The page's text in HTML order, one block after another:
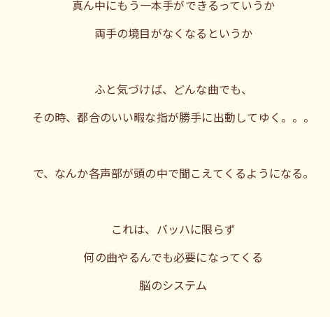
真ん中にもう一本手ができるっていうか
両手の境目がなくなるというか
ふと気づけば、どんな曲でも、
その時、都合のいい暇な指が勝手に出動してゆく。。。
で、なんか各声部が頭の中で聞こえてくるようになる。
これは、バッハに限らず
何の曲やるんでも必要になってくる
脳のシステム